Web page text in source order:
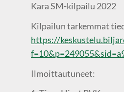
Kara SM-kilpailu 2022
Kilpailun tarkemmat
https://
Ilmoittautuneet: